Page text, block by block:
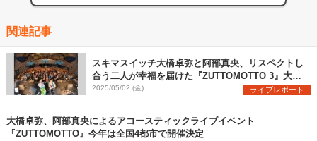
関連記事
スキマスイッチ大橋卓弥と阿部真央、リスペクトし
合う二人が幸福を届けた『ZUTTOMOTTO 3』大阪
公演レポート
2025/05/02 (金) ライブレポート
大橋卓弥、阿部真央によるアコースティックライブイベント
『ZUTTOMOTTO』今年は全国4都市で開催決定